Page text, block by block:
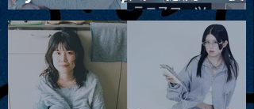
藤まりこアコースティック
violence POPとテニスコー
ツ」